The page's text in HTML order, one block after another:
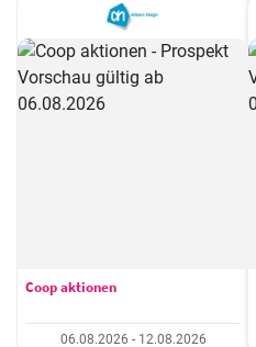
Coop aktionen
06.08.2026 - 12.08.2026